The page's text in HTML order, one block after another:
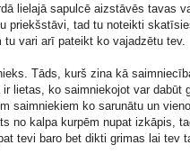
lielajā sapulcē aizstāvēs tavas
priekšstāvi, tad tu noteikti
vari arī pateikt ko vajadzētu tev.
Tāds, kurš zina kā
lietas, ko saimniekojot var dabūt
saimniekiem ko sarunātu un
no kalpa kurpēm nupat izkāpis,
tevi baro bet dikti grimas lai tev